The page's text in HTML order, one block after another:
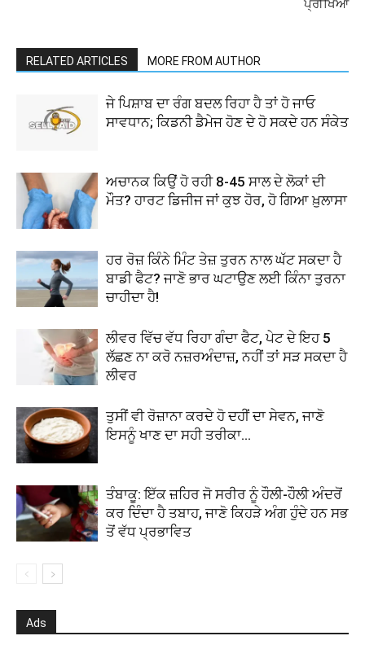
ਪ੍ਰੀਖਿਆ
RELATED ARTICLES MORE FROM AUTHOR
ਜੇ ਪਿਸ਼ਾਬ ਦਾ ਰੰਗ ਬਦਲ ਰਿਹਾ ਹੈ ਤਾਂ ਹੋ ਜਾਓ
ਸਾਵਧਾਨ; ਕਿਡਨੀ ਡੈਮੇਜ ਹੋਣ ਦੇ ਹੋ ਸਕਦੇ ਹਨ ਸੰਕੇਤ
ਅਚਾਨਕ ਕਿਉਂ ਹੋ ਰਹੀ 8-45 ਸਾਲ ਦੇ ਲੋਕਾਂ ਦੀ
ਮੌਤ? ਹਾਰਟ ਡਿਜੀਜ ਜਾਂ ਕੁਝ ਹੋਰ, ਹੋ ਗਿਆ ਖ਼ੁਲਾਸਾ
ਹਰ ਰੋਜ਼ ਕਿੰਨੇ ਮਿੰਟ ਤੇਜ਼ ਤੁਰਨ ਨਾਲ ਘੱਟ ਸਕਦਾ ਹੈ
ਬਾਡੀ ਫੈਟ? ਜਾਣੋ ਭਾਰ ਘਟਾਉਣ ਲਈ ਕਿੰਨਾ ਤੁਰਨਾ
ਚਾਹੀਦਾ ਹੈ!
ਲੀਵਰ ਵਿੱਚ ਵੱਧ ਰਿਹਾ ਗੰਦਾ ਫੈਟ, ਪੇਟ ਦੇ ਇਹ 5
ਲੱਛਣ ਨਾ ਕਰੋ ਨਜ਼ਰਅੰਦਾਜ਼, ਨਹੀਂ ਤਾਂ ਸੜ ਸਕਦਾ ਹੈ
ਲੀਵਰ
ਤੁਸੀਂ ਵੀ ਰੋਜ਼ਾਨਾ ਕਰਦੇ ਹੋ ਦਹੀਂ ਦਾ ਸੇਵਨ, ਜਾਣੋ
ਇਸਨੂੰ ਖਾਣ ਦਾ ਸਹੀ ਤਰੀਕਾ…
ਤੰਬਾਕੂ: ਇੱਕ ਜ਼ਹਿਰ ਜੋ ਸਰੀਰ ਨੂੰ ਹੌਲੀ-ਹੌਲੀ ਅੰਦਰੋਂ
ਕਰ ਦਿੰਦਾ ਹੈ ਤਬਾਹ, ਜਾਣੋ ਕਿਹੜੇ ਅੰਗ ਹੁੰਦੇ ਹਨ ਸਭ
ਤੋਂ ਵੱਧ ਪ੍ਰਭਾਵਿਤ
Ads